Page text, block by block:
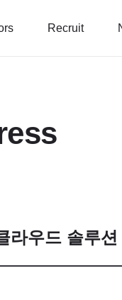
Recruit
라우드 솔루션